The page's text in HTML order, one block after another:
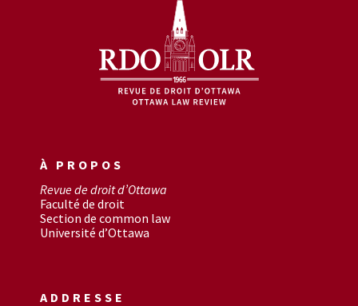
À PROPOS
Revue de droit d’Ottawa
Faculté de droit
Section de common law
Université d’Ottawa
ADDRESSE